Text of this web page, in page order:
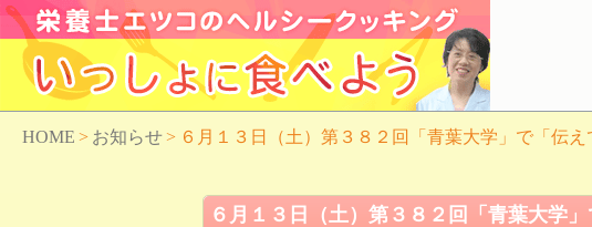
HOME > お知らせ> ６月１３日（土）第３８２回「青葉大学」で「伝
６月１３日（土）第３８２回「青葉大学